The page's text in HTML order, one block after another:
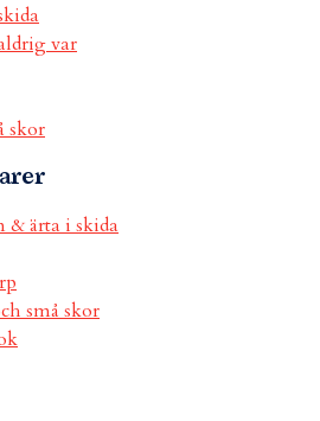
var
skor
& ärta i skida
små skor